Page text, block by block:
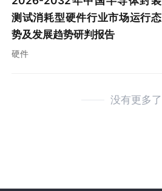
测试消耗型硬件行业市场运行态
势及发展趋势研判报告
硬件
没有更多了